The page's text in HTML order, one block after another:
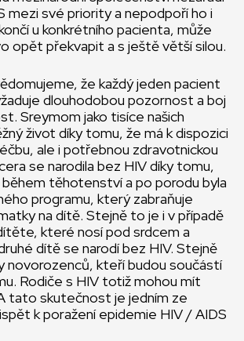
mezi své priority a nepodpoří ho i
u konkrétního pacienta, může
opět překvapit a s ještě větší silou.
že každý jeden pacient
dlouhodobou pozornost a boj
Sreymom jako tisíce našich
život díky tomu, že má k dispozici
ale i potřebnou zdravotnickou
se narodila bez HIV díky tomu,
během těhotenství a po porodu byla
programu, který zabraňuje
na dítě. Stejně to je i v případě
které nosí pod srdcem a
dítě se narodí bez HIV. Stejně
novorozenců, kteří budou součástí
Rodiče s HIV totiž mohou mít
tato skutečnost je jedním ze
k poražení epidemie HIV / AIDS